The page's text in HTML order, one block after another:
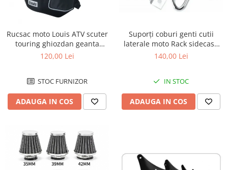
Pedale pornire
Pedale schimbator
Plasticuri Enduro/Mx
Protectii cadru / motor
Rezervor
Rulmenti ghidon
Kit rulmenti ghidon
Suport pasager PUIG
Suport/Suruburi/Piulite/Cleme
Rucsac moto Louis ATV scuter
touring ghiozdan geanta
spate
120,00 Lei
STOC FURNIZOR
ADAUGA IN COS
Suporți coburi genti cutii
laterale moto Rack sidecase
motocicleta
140,00 Lei
IN STOC
ADAUGA IN COS